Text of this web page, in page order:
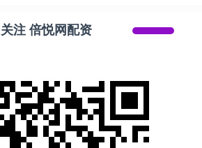
关注 倍悦网配资